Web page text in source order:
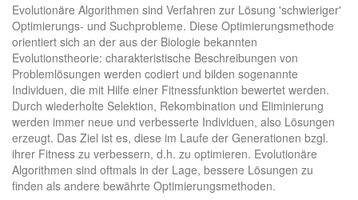
Evolutionäre Algorithmen sind Verfahren zur Lösung 'schwieriger'
Optimierungs- und Suchprobleme. Diese Optimierungsmethode
orientiert sich an der aus der Biologie bekannten
Evolutionstheorie: charakteristische Beschreibungen von
Problemlösungen werden codiert und bilden sogenannte
Individuen, die mit Hilfe einer Fitnessfunktion bewertet werden.
Durch wiederholte Selektion, Rekombination und Eliminierung
werden immer neue und verbesserte Individuen, also Lösungen
erzeugt. Das Ziel ist es, diese im Laufe der Generationen bzgl.
ihrer Fitness zu verbessern, d.h. zu optimieren. Evolutionäre
Algorithmen sind oftmals in der Lage, bessere Lösungen zu
finden als andere bewährte Optimierungsmethoden.